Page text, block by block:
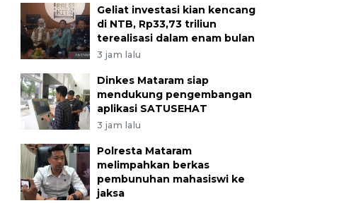
Geliat investasi kian kencang
di NTB, Rp33,73 triliun
terealisasi dalam enam bulan
3 jam lalu
Dinkes Mataram siap
mendukung pengembangan
aplikasi SATUSEHAT
3 jam lalu
Polresta Mataram
melimpahkan berkas
pembunuhan mahasiswi ke
jaksa